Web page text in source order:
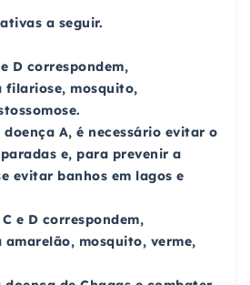
a seguir.
D correspondem,
filariose, mosquito,
A, é necessário evitar o
e, para prevenir a
evitar banhos em lagos e
e D correspondem,
amarelão, mosquito, verme,